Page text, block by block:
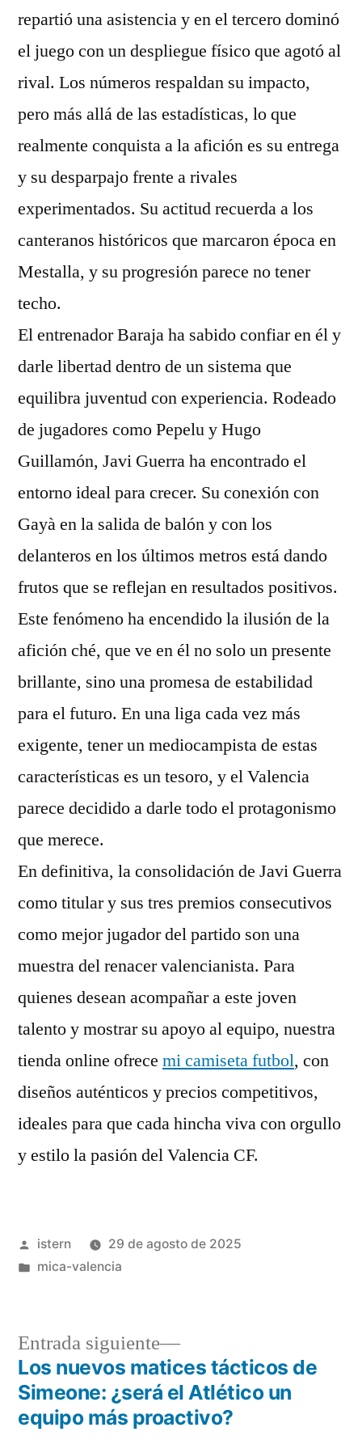
repartió una asistencia y en el tercero dominó
el juego con un despliegue físico que agotó al
rival. Los números respaldan su impacto,
pero más allá de las estadísticas, lo que
realmente conquista a la afición es su entrega
y su desparpajo frente a rivales
experimentados. Su actitud recuerda a los
canteranos históricos que marcaron época en
Mestalla, y su progresión parece no tener
techo.
El entrenador Baraja ha sabido confiar en él y
darle libertad dentro de un sistema que
equilibra juventud con experiencia. Rodeado
de jugadores como Pepelu y Hugo
Guillamón, Javi Guerra ha encontrado el
entorno ideal para crecer. Su conexión con
Gayà en la salida de balón y con los
delanteros en los últimos metros está dando
frutos que se reflejan en resultados positivos.
Este fenómeno ha encendido la ilusión de la
afición ché, que ve en él no solo un presente
brillante, sino una promesa de estabilidad
para el futuro. En una liga cada vez más
exigente, tener un mediocampista de estas
características es un tesoro, y el Valencia
parece decidido a darle todo el protagonismo
que merece.
En definitiva, la consolidación de Javi Guerra
como titular y sus tres premios consecutivos
como mejor jugador del partido son una
muestra del renacer valencianista. Para
quienes desean acompañar a este joven
talento y mostrar su apoyo al equipo, nuestra
tienda online ofrece mi camiseta futbol, con
diseños auténticos y precios competitivos,
ideales para que cada hincha viva con orgullo
y estilo la pasión del Valencia CF.
Publicado
por
istern
29 de agosto de 2025
Publicado
mica-valencia
Navegación
de
Entrada siguiente
Entrada
siguiente:
Los nuevos matices tácticos de
Simeone: ¿será el Atlético un
equipo más proactivo?